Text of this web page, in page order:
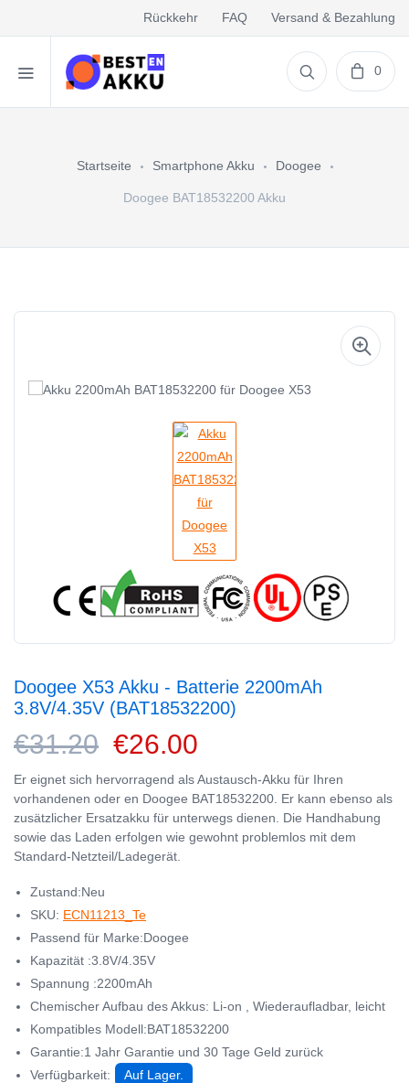
Rückkehr FAQ Versand & Bezahlung
0
Startseite Smartphone Akku Doogee
Doogee BAT18532200 Akku
Doogee X53 Akku - Batterie 2200mAh
3.8V/4.35V (BAT18532200)
€31.20 €26.00
Er eignet sich hervorragend als Austausch-Akku für Ihren
vorhandenen oder en Doogee BAT18532200. Er kann ebenso als
zusätzlicher Ersatzakku für unterwegs dienen. Die Handhabung
sowie das Laden erfolgen wie gewohnt problemlos mit dem
Standard-Netzteil/Ladegerät.
Zustand:Neu
SKU: ECN11213_Te
Passend für Marke:Doogee
Kapazität :3.8V/4.35V
Spannung :2200mAh
Chemischer Aufbau des Akkus: Li-on , Wiederaufladbar, leicht
Kompatibles Modell:BAT18532200
Garantie:1 Jahr Garantie und 30 Tage Geld zurück
Verfügbarkeit:
Auf Lager.